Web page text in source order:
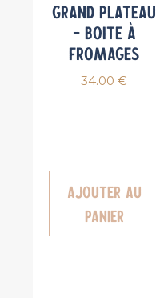
Grand Plateau
– Boite à
fromages
34.00€
Ajouter au
panier